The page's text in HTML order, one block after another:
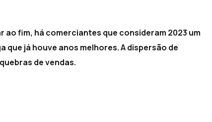
ao fim, há comerciantes que consideram 2023 um
que já houve anos melhores. A dispersão de
de vendas.